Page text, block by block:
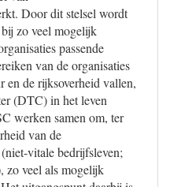
Door dit stelsel wordt
zo veel mogelijk
passende
van de organisaties
en de rijksoverheid vallen,
(DTC) in het leven
werken samen om, ter
van de
vitale bedrijfsleven;
zo veel als mogelijk